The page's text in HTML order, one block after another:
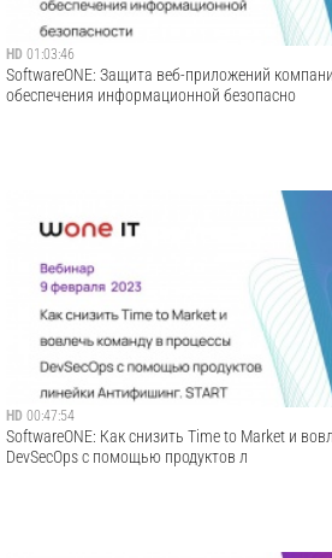
HD 01:03:46
SoftwareONE: Защита веб-приложений
обеспечения информационной безопасно
HD 00:47:54
SoftwareONE: Как снизить Time to Market и
DevSecOps с помощью продуктов л